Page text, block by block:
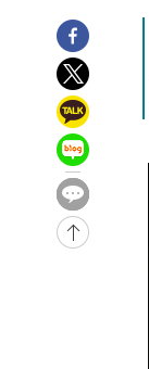
-11748초 전 >
[
25.3%↑
-8908초 전 >
[
-8774초 전 >
[
-5374초 전 >
민
-4624초 전 >
-3818초 전 >
"
-2331초 전 >
[
-31138초 전 >
[